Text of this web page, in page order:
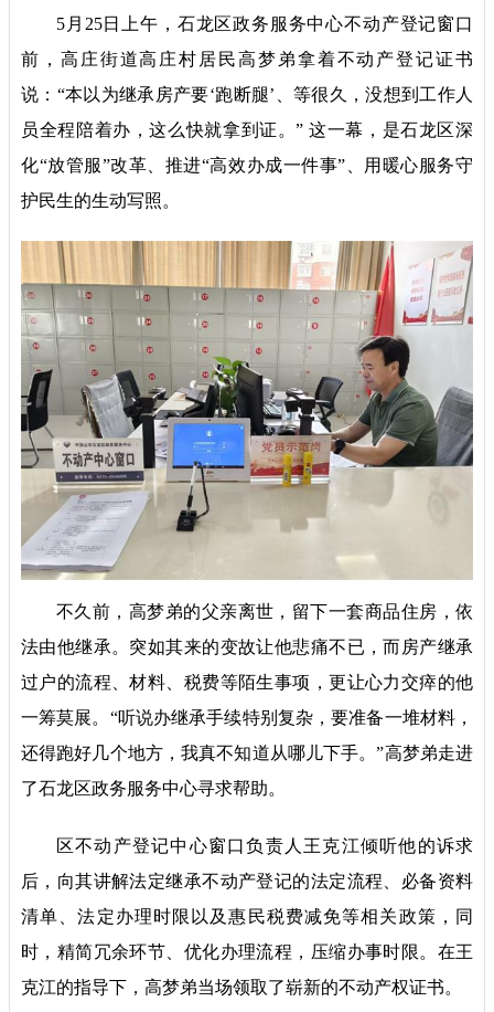
5月25日上午，石龙区政务服务中心不动产登记窗口
前，高庄街道高庄村居民高梦弟拿着不动产登记证书
说：“本以为继承房产要‘跑断腿’、等很久，没想到工作人
员全程陪着办，这么快就拿到证。” 这一幕，是石龙区深
化“放管服”改革、推进“高效办成一件事”、用暖心服务守
护民生的生动写照。
不久前，高梦弟的父亲离世，留下一套商品住房，依
法由他继承。突如其来的变故让他悲痛不已，而房产继承
过户的流程、材料、税费等陌生事项，更让心力交瘁的他
一筹莫展。“听说办继承手续特别复杂，要准备一堆材料，
还得跑好几个地方，我真不知道从哪儿下手。”高梦弟走进
了石龙区政务服务中心寻求帮助。
区不动产登记中心窗口负责人王克江倾听他的诉求
后，向其讲解法定继承不动产登记的法定流程、必备资料
清单、法定办理时限以及惠民税费减免等相关政策，同
时，精简冗余环节、优化办理流程，压缩办事时限。在王
克江的指导下，高梦弟当场领取了崭新的不动产权证书。